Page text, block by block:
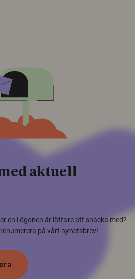
aktuell
en i ögonen är lättare att snacka med?
på vårt nyhetsbrev!